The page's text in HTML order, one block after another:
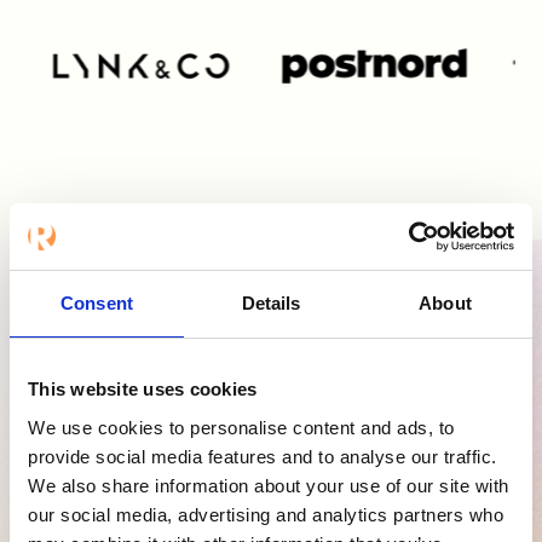
Consent Details About
This website uses cookies
We use cookies to personalise content and ads, to
provide social media features and to analyse our traffic.
We also share information about your use of our site with
our social media, advertising and analytics partners who
Refapp älskas av team
världen över